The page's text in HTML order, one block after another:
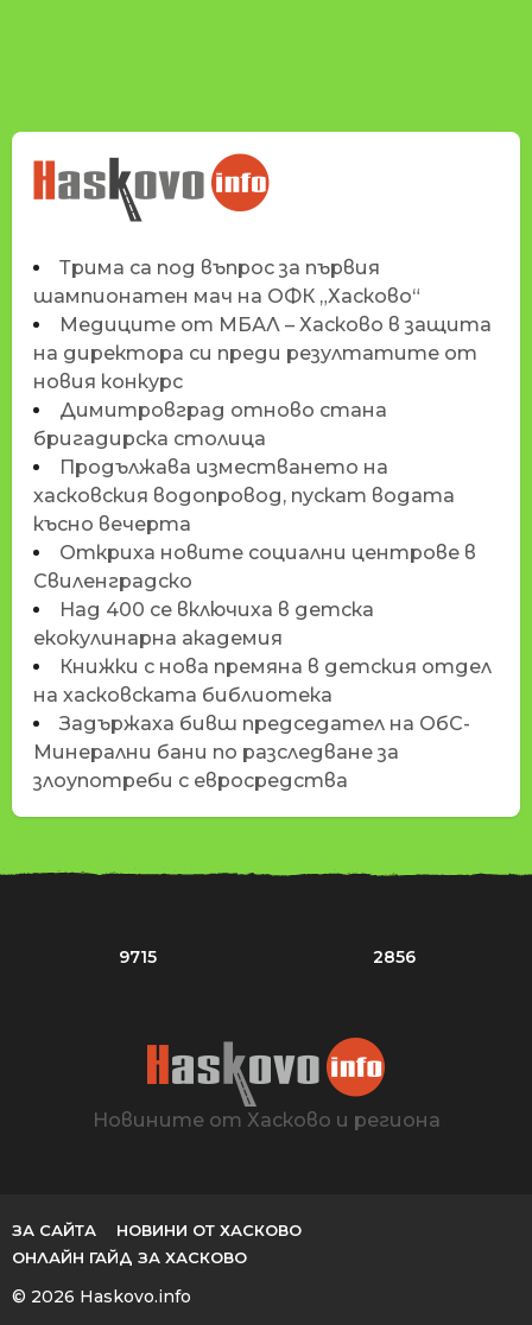
НОВИНИТЕ НА
HASKOVO.INFO
Трима са под въпрос за първия
шампионатен мач на ОФК „Хасково“
Медиците от МБАЛ – Хасково в защита
на директора си преди резултатите от
новия конкурс
Димитровград отново стана
бригадирска столица
Продължава изместването на
хасковския водопровод, пускат водата
късно вечерта
Откриха новите социални центрове в
Свиленградско
Над 400 се включиха в детска
екокулинарна академия
Книжки с нова премяна в детския отдел
на хасковската библиотека
Задържаха бивш председател на ОбС-
Минерални бани по разследване за
злоупотреби с евросредства
9715 2856
Новините от Хасково и региона
ЗА САЙТА
НОВИНИ ОТ ХАСКОВО
ОНЛАЙН ГАЙД ЗА ХАСКОВО
© 2026 Haskovo.info